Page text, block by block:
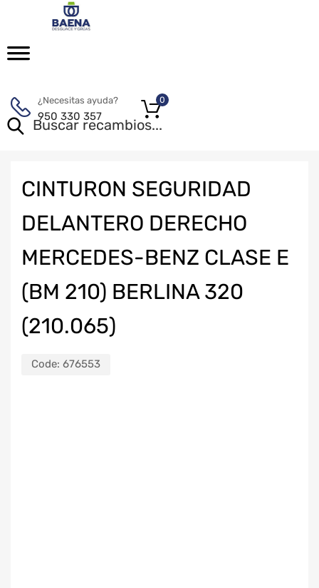
¿Necesitas ayuda?
950 330 357
0
CINTURON SEGURIDAD
DELANTERO DERECHO
MERCEDES-BENZ CLASE E
(BM 210) BERLINA 320
(210.065)
Code: 676553